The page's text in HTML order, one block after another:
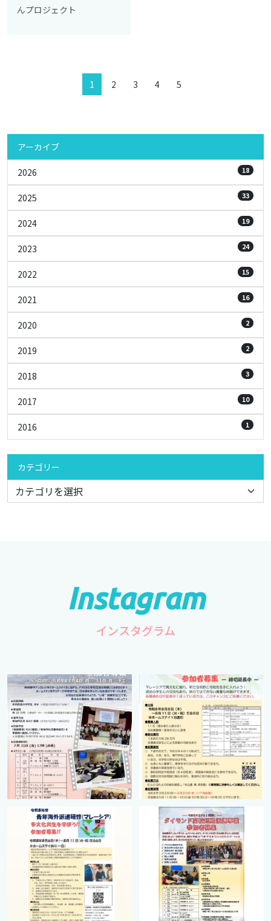
んプロジェクト
1 2 3 4 5
アーカイブ
2026 18
2025 33
2024 19
2023 24
2022 15
2021 16
2020 2
2019 2
2018 3
2017 10
2016 1
カテゴリー
インスタグラム
cts.international.friendship
7月 1
cts.international.friendship
4月 16
cts.international.friendship
2月 27
cts.international.friendship
8月 12